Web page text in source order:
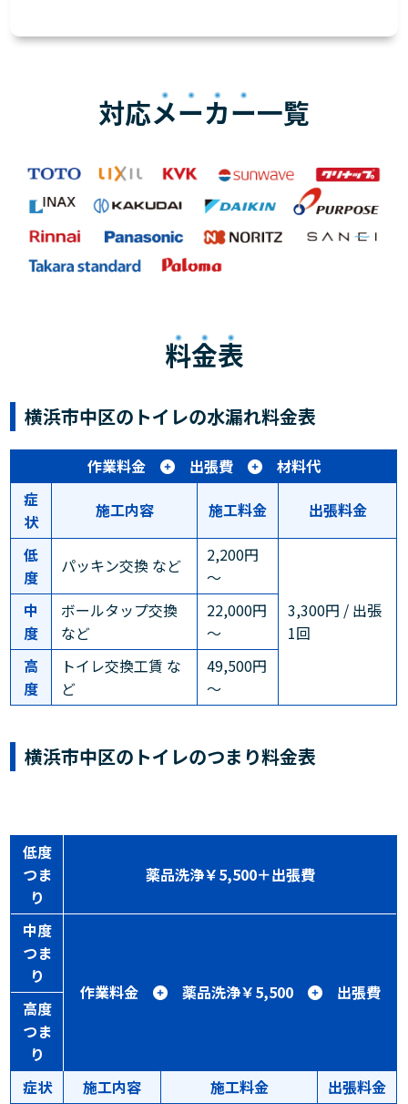
対応メーカー一覧
料金表
横浜市中区のトイレの水漏れ料金表
作業料金 出張費
材料代
症
状
施工内容 施工料金 出張料金
低
度
パッキン交換 など
2,200円
～
3,300円 / 出張
1回
中
度
ボールタップ交換
など
22,000円
～
高
度
トイレ交換工賃 な
ど
49,500円
～
横浜市中区のトイレのつまり料金表
低度
つま
り
薬品洗浄￥5,500＋出張費
中度
つま
り
作業料金 薬品洗浄￥5,500 出張費
高度
つま
り
症状
施工内容 施工料金
出張料金